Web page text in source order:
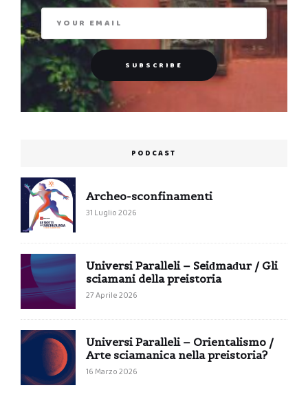
PODCAST
Archeo-sconfinamenti
31 Luglio 2026
Universi Paralleli – Seiđmađur / Gli
sciamani della preistoria
27 Aprile 2026
Universi Paralleli – Orientalismo /
Arte sciamanica nella preistoria?
16 Marzo 2026